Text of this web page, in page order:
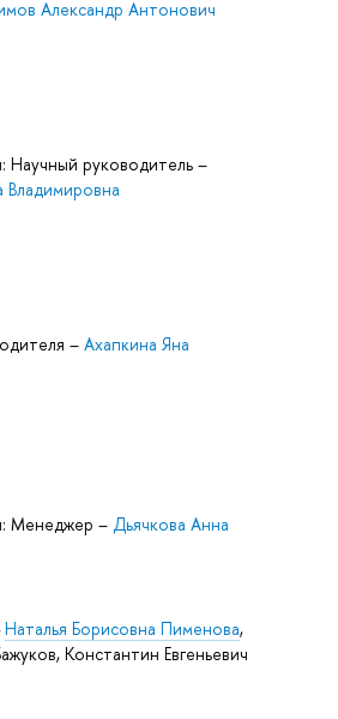
Александр Антонович
Научный руководитель –
Владимировна
– Ахапкина Яна
Менеджер – Дьячкова Анна
Наталья Борисовна Пименова,
Константин Евгеньевич